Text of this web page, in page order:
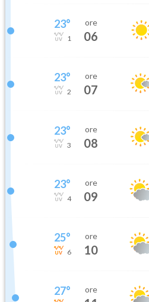
23°
1
ore
06
23°
2
ore
07
23°
3
ore
08
23°
4
ore
09
25°
6
ore
10
27° ore